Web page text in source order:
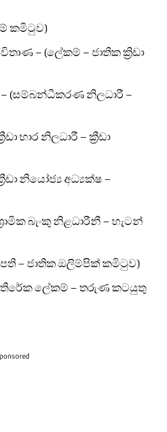
කමිටුව)
– (ලේකම් – ජාතික ක්‍රිඩා
(සම්බන්ධීකරණ නිලධාරී –
භාර නිලධාරී – ක්‍රීඩා
නියෝජ්‍ය අධ්‍යක්ෂ –
බැංකු නිළධාරීනී – හැටන්
– ජාතික ඔලිම්පික් කමිටුව)
ලේකම් – තරුණ කටයුතු